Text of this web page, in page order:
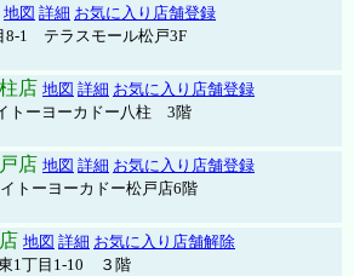
地図 詳細 お気に入り店舗登録
8-1 テラスモール松戸3F
店 地図 詳細 お気に入り店舗登録
トーヨーカドー八柱 3階
店 地図 詳細 お気に入り店舗登録
トーヨーカドー松戸店6階
地図 詳細 お気に入り店舗解除
1丁目1-10 ３階